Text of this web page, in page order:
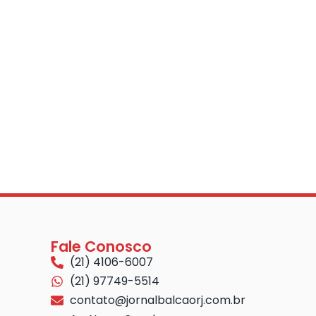
Fale Conosco
(21) 4106-6007
(21) 97749-5514
contato@jornalbalcaorj.com.br